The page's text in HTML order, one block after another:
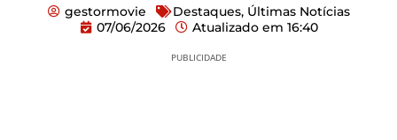
gestormovie Destaques, Últimas Notícias
07/06/2026
Atualizado em 16:40
PUBLICIDADE